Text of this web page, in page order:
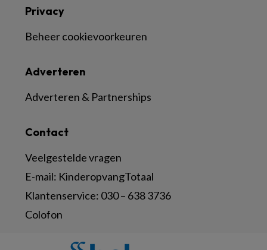
Contact
Veelgestelde vragen
E-mail: KinderopvangTotaal
Klantenservice: 030 – 638 3736
Colofon
Adverteren
Adverteren & Partnerships
Privacy
Beheer cookievoorkeuren